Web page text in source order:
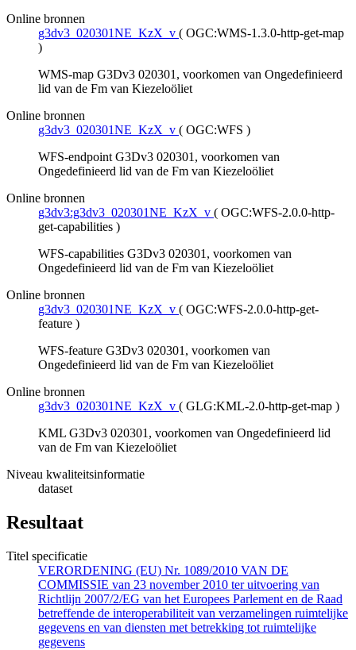
Online bronnen
g3dv3_020301NE_KzX_v ( OGC:WMS-1.3.0-http-get-map
)
WMS-map G3Dv3 020301, voorkomen van Ongedefinieerd
lid van de Fm van Kiezeloöliet
Online bronnen
g3dv3_020301NE_KzX_v ( OGC:WFS )
WFS-endpoint G3Dv3 020301, voorkomen van
Ongedefinieerd lid van de Fm van Kiezeloöliet
Online bronnen
g3dv3:g3dv3_020301NE_KzX_v ( OGC:WFS-2.0.0-http-
get-capabilities )
WFS-capabilities G3Dv3 020301, voorkomen van
Ongedefinieerd lid van de Fm van Kiezeloöliet
Online bronnen
g3dv3_020301NE_KzX_v ( OGC:WFS-2.0.0-http-get-
feature )
WFS-feature G3Dv3 020301, voorkomen van
Ongedefinieerd lid van de Fm van Kiezeloöliet
Online bronnen
g3dv3_020301NE_KzX_v ( GLG:KML-2.0-http-get-map )
KML G3Dv3 020301, voorkomen van Ongedefinieerd lid
van de Fm van Kiezeloöliet
Niveau kwaliteitsinformatie
dataset
Resultaat
Titel specificatie
VERORDENING (EU) Nr. 1089/2010 VAN DE
COMMISSIE van 23 november 2010 ter uitvoering van
Richtlijn 2007/2/EG van het Europees Parlement en de Raad
betreffende de interoperabiliteit van verzamelingen ruimtelijke
gegevens en van diensten met betrekking tot ruimtelijke
gegevens